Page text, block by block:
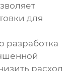
для
разработка
расход